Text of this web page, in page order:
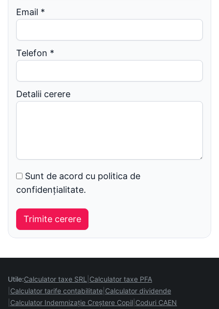
Email *
Telefon *
Detalii cerere
Sunt de acord cu politica de
confidențialitate.
Utile:Calculator taxe SRL
Calculator taxe PFA
Calculator tarife contabilitate Calculator dividende
Calculator Indemnizație Creștere Copil Coduri CAEN